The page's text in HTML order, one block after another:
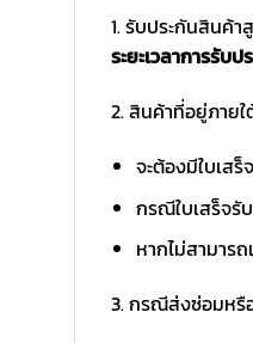
1. รับประกันสินค้า
ระยะเวลาการรับ
2. สินค้าที่อยู่ภาย
จะต้องมีใบเส
กรณีใบเสร็จรั
หากไม่สามาร
3. กรณีส่งซ่อมห